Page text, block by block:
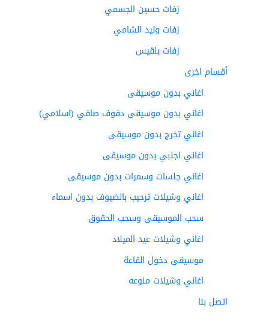
زفات حسين الجسمي
زفات وليد الشامي
زفات بلقيس
أقسام اخرى
اغاني بدون موسيقى
اغاني بدون موسيقى دفوف صافي (اسلامي)
اغاني تخرج بدون موسيقى
اغاني اجنبي بدون موسيقى
اغاني جلسات وسمرات بدون موسيقى
اغاني وشيلات ترحيب بالضيوف بدون اسماء
سحب الموسيقى وسحب الحقوق
اغاني وشيلات عيد الميلاد
موسيقى دخول القاعة
اغاني وشيلات منوعه
اتصل بنا